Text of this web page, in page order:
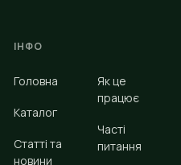
ІНФО
Головна
Каталог
Статті та
новини
Як це
працює
Часті
питання